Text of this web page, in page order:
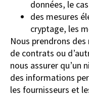
données, le
des mesures
cryptage, les
Nous prendrons
de contrats ou
nous assurer qu’un
des informations
les fournisseurs et